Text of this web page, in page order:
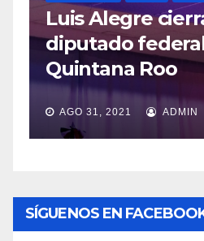
ciclo como
de
SÍGUENOS EN